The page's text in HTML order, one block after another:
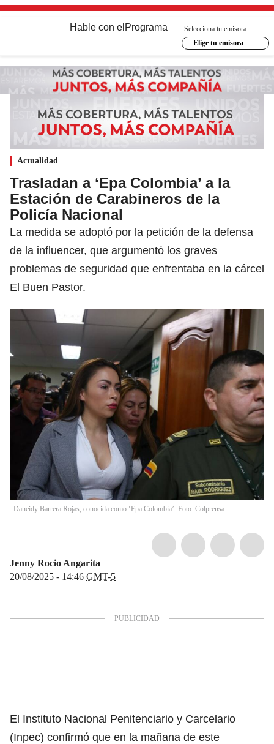
Hable con el Programa
Selecciona tu emisora
Elige tu emisora
Actualidad
Trasladan a ‘Epa Colombia’ a la
Estación de Carabineros de la
Policía Nacional
La medida se adoptó por la petición de la defensa
de la influencer, que argumentó los graves
problemas de seguridad que enfrentaba en la cárcel
El Buen Pastor.
Daneidy Barrera Rojas, conocida como ‘Epa Colombia’. Foto: Colprensa.
Jenny Rocio Angarita
20/08/2025 - 14:46 GMT-5
El Instituto Nacional Penitenciario y Carcelario
(Inpec) confirmó que en la mañana de este